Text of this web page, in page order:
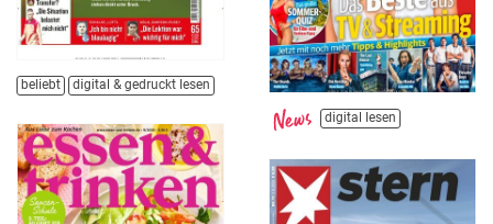
beliebt digital & gedruckt lesen
digital lesen